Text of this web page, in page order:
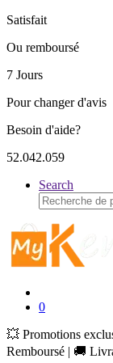
Satisfait
Ou remboursé
7 Jours
Pour changer d'avis
Besoin d'aide?
52.042.059
Search
Recherche
pour :
0
💥 Promotions
Remboursé | 🚚